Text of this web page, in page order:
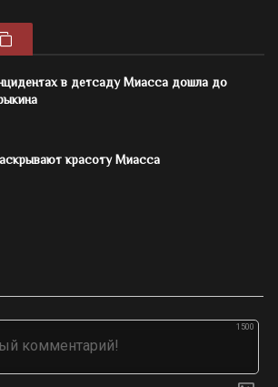
в детсаду Миасса дошла до
красоту Миасса
1500